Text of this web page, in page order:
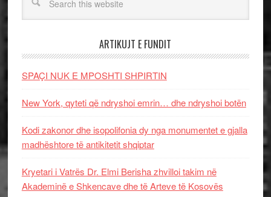
ARTIKUJT E FUNDIT
SPAÇI NUK E MPOSHTI SHPIRTIN
New York, qyteti që ndryshoi emrin… dhe ndryshoi botën
Kodi zakonor dhe isopolifonia dy nga monumentet e gjalla
madhështore të antikitetit shqiptar
Kryetari i Vatrës Dr. Elmi Berisha zhvilloi takim në
Akademinë e Shkencave dhe të Arteve të Kosovës